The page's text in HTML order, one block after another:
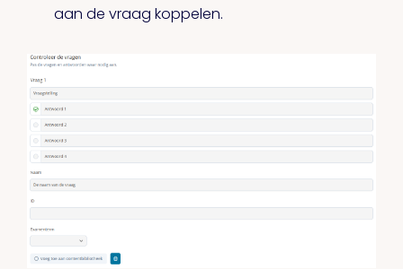
aan de vraag koppelen.